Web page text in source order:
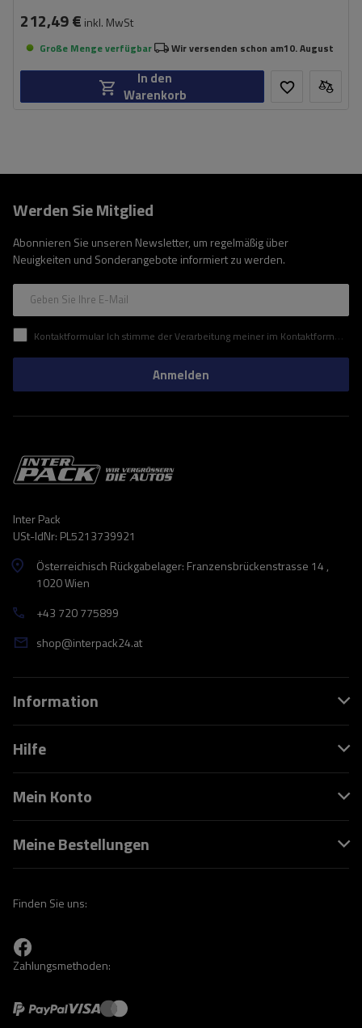
212,49 € inkl. MwSt
Große Menge verfügbar Wir versenden schon am10. August
In den
Warenkorb
Werden Sie Mitglied
Abonnieren Sie unseren Newsletter, um regelmäßig über
Neuigkeiten und Sonderangebote informiert zu werden.
Geben Sie Ihre E-Mail
Kontaktformular Ich stimme der Verarbeitung meiner im Kontaktformular enthaltenen personenbezogenen Daten gemäß der Verordnung (EU) des Europäischen Parlaments und des Rates zu.
Anmelden
Inter Pack
USt-IdNr: PL5213739921
Österreichisch Rückgabelager: Franzensbrückenstrasse 14 ,
1020 Wien
+43 720 775899
shop@interpack24.at
Information
Hilfe
Mein Konto
Meine Bestellungen
Finden Sie uns:
Zahlungsmethoden: